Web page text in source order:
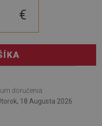
€
doručenia:
18 Augusta 2026